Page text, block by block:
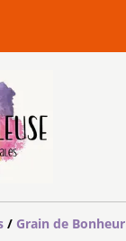
/ Grain de Bonheur